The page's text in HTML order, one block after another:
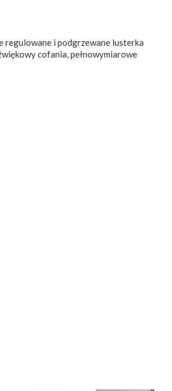
regulowane i podgrzewane lusterka
cofania, pełnowymiarowe